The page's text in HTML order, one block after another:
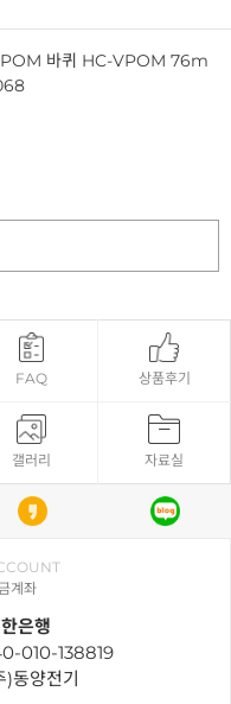
POM 바퀴 HC-VPOM 76m
FAQ 상품후기
갤러리 자료실
계좌
은행
010-138819
)동양전기